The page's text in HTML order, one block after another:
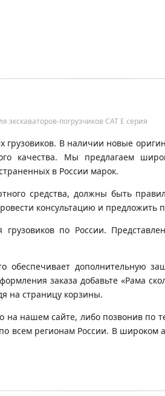
экскаваторов-погрузчиков CAT E серия
В наличии новые
качества. Мы предлагаем
в России марок.
средства, должны быть
консультацию и
по России.
обеспечивает дополнительную
заказа добавьте «Рама
на страницу корзины.
нашем сайте, либо позвонив по
всем регионам России. В широком